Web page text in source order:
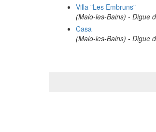
Villa "Les Embruns"
(Malo-les-Bains) - Digue
Casa
(Malo-les-Bains) - Digue